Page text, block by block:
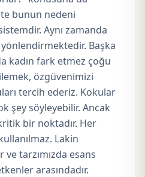
bunun nedeni
Aynı zamanda
yönlendirmektedir. Başka
kadın fark etmez çoğu
özgüvenimizi
tercih ederiz. Kokular
şey söyleyebilir. Ancak
bir noktadır. Her
Lakin
ve tarzımızda esans
arasındadır.